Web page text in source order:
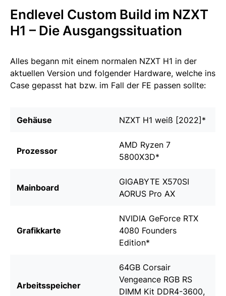
Endlevel Custom Build im NZXT
H1 – Die Ausgangssituation
Alles begann mit einem normalen NZXT H1 in der
aktuellen Version und folgender Hardware, welche ins
Case gepasst hat bzw. im Fall der FE passen sollte:
Gehäuse NZXT H1 weiß [2022]*
Prozessor
AMD Ryzen 7
5800X3D*
Mainboard
GIGABYTE X570SI
AORUS Pro AX
Grafikkarte
NVIDIA GeForce RTX
4080 Founders
Edition*
Arbeitsspeicher
64GB Corsair
Vengeance RGB RS
DIMM Kit DDR4-3600,